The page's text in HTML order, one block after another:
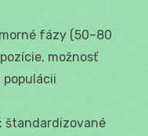
fázy (50–80
možnosť
: štandardizované